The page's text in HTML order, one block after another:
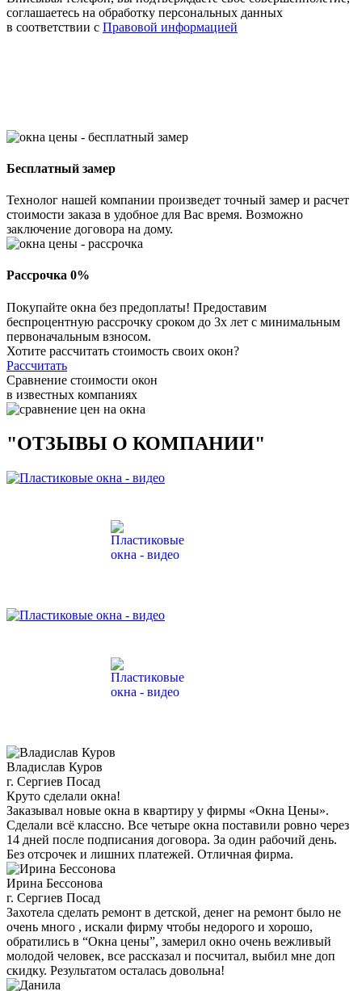
соглашаетесь на обработку персональных данных
в соответствии с Правовой информацией
Бесплатный замер
Технолог нашей компании произведет точный замер и расчет
стоимости заказа в удобное для Вас время. Возможно
заключение договора на дому.
Рассрочка 0%
Покупайте окна без предоплаты! Предоставим
беспроцентную рассрочку сроком до 3х лет с минимальным
первоначальным взносом.
Хотите рассчитать стоимость своих окон?
Рассчитать
Сравнение стоимости окон
в известных компаниях
"ОТЗЫВЫ О КОМПАНИИ"
Владислав Куров
г. Сергиев Посад
Круто сделали окна!
Заказывал новые окна в квартиру у фирмы «Окна Цены».
Сделали всё классно. Все четыре окна поставили ровно через
14 дней после подписания договора. За один рабочий день.
Без отсрочек и лишних платежей. Отличная фирма.
Ирина Бессонова
г. Сергиев Посад
Захотела сделать ремонт в детской, денег на ремонт было не
очень много , искали фирму чтобы недорого и хорошо,
обратились в “Окна цены”, замерил окно очень вежливый
молодой человек, все рассказал и посчитал, выбил мне доп
скидку. Результатом осталась довольна!